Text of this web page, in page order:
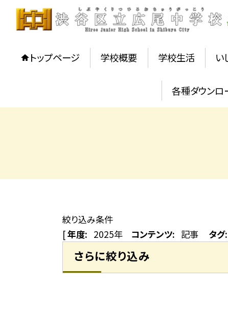
トップページ 学校概要 学校生活 い
各種ダウンロ
絞り込み条件
[年度: 2025年 コンテンツ: 記事 タグ:
さらに絞り込み